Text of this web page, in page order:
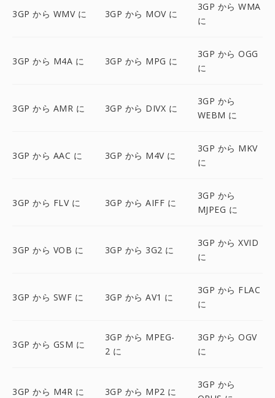
3GP から WMV に 3GP から MOV に
3GP から WMA
に
3GP から M4A に 3GP から MPG に
3GP から OGG
に
3GP から AMR に 3GP から DIVX に
3GP から
WEBM に
3GP から AAC に 3GP から M4V に
3GP から MKV
に
3GP から FLV に 3GP から AIFF に
3GP から
MJPEG に
3GP から VOB に 3GP から 3G2 に
3GP から XVID
に
3GP から SWF に 3GP から AV1 に
3GP から FLAC
に
3GP から GSM に
3GP から MPEG-
2 に
3GP から OGV
に
3GP から M4R に 3GP から MP2 に
3GP から